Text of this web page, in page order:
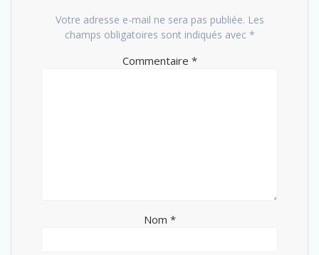
Votre adresse e-mail ne sera pas publiée. Les
champs obligatoires sont indiqués avec *
Commentaire *
Nom *